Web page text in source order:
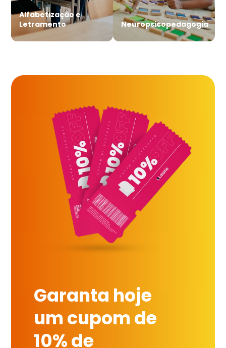
Alfabetização e
Letramento
Neuropsicopedagogia
Garanta hoje
um cupom de
10% de